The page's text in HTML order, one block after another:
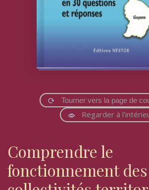
Tourner vers la page de
Regarder à
Comprendre le
fonctionnement des